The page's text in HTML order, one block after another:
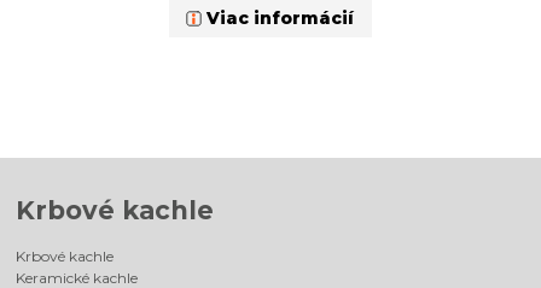
Viac informácií
Krbové kachle
Krbové kachle
Keramické kachle